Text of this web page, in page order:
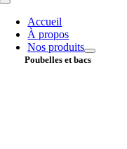
Toggle
NavigationAccueil
À propos
Nos produits
Poubelles et bacs